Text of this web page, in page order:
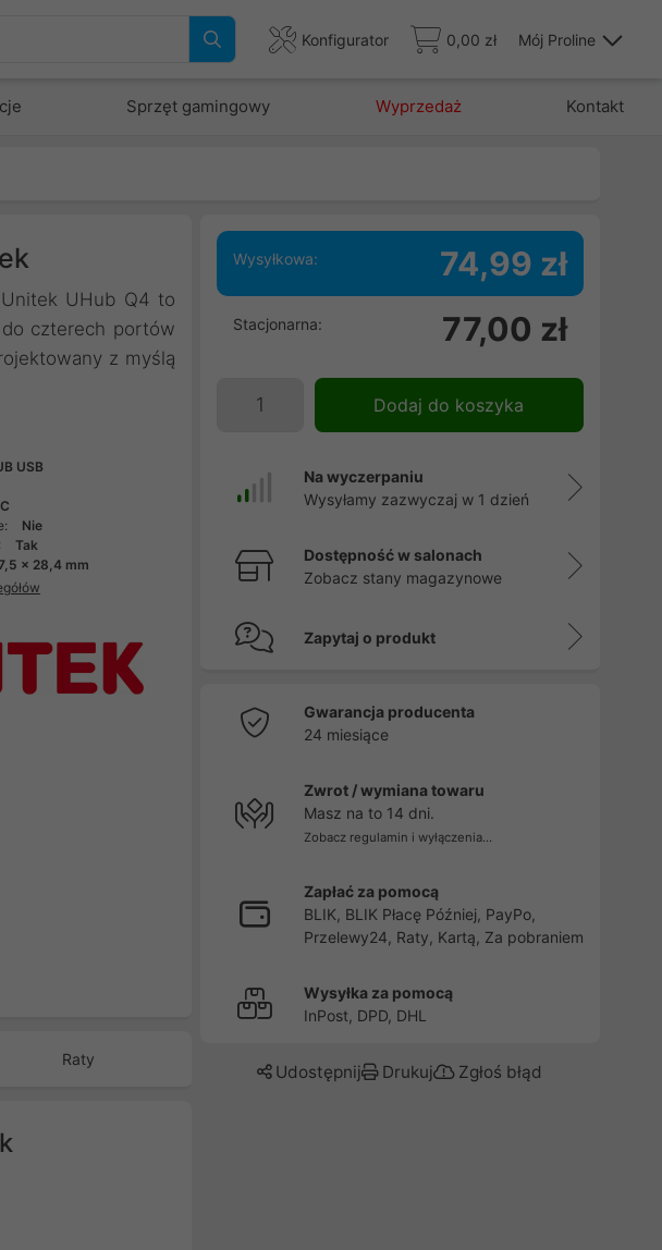
Konfigurator 0,00 zł Mój Proline
Sprzęt gamingowy Wyprzedaż Kontakt
UHub Q4 to
czterech portów
z myślą
USB
Nie
Tak
x 28,4 mm
Raty
Wysyłkowa: 74,99 zł
Stacjonarna: 77,00 zł
Dodaj do koszyka
Na wyczerpaniu
Wysyłamy zazwyczaj w 1 dzień
Dostępność w salonach
Zobacz stany magazynowe
Zapytaj o produkt
Gwarancja producenta
24 miesiące
Zwrot / wymiana towaru
Masz na to 14 dni.
Zobacz regulamin i wyłączenia...
Zapłać za pomocą
BLIK, BLIK Płacę Później, PayPo,
Przelewy24, Raty, Kartą, Za pobraniem
Wysyłka za pomocą
InPost, DPD, DHL
Udostępnij Drukuj Zgłoś błąd